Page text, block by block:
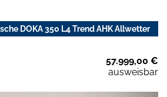
DOKA 350 L4 Trend AHK Allwetter
57.999,00 €
ausweisbar